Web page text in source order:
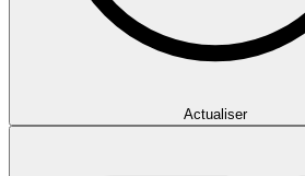
Actualiser